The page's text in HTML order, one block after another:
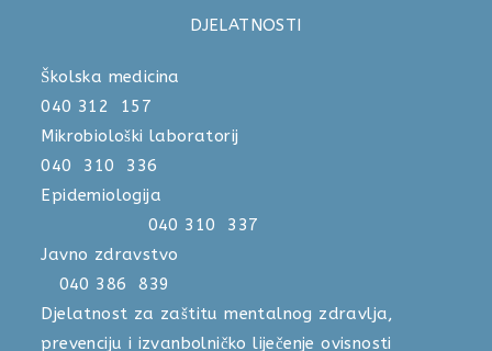
DJELATNOSTI
Školska medicina
040 312 157
Mikrobiološki laboratorij
040 310 336
Epidemiologija
040 310 337
Javno zdravstvo
040 386 839
Djelatnost za zaštitu mentalnog zdravlja,
prevenciju i izvanbolničko liječenje ovisnosti